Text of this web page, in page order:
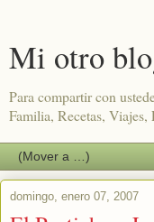
Mi otro
Para compartir con
Familia, Recetas,
domingo, enero 07, 2007